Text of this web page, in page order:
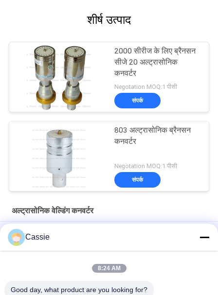
शीर्ष उत्पाद
2000 सीरीज के लिए ब्रैनसन
सीजे 20 अल्ट्रासोनिक
कनवर्टर
Negotation MOQ:1 पीसी
संपर्क
803 अल्ट्रासोनिक ब्रैनसन
कनवर्टर
Negotation MOQ:1 पीसी
संपर्क
अल्ट्रासोनिक वेल्डिंग कनवर्टर
स्वनिर्धारित OEM एल्यूमीनियम मिश्र धातु 20Khz ट्रांसड्यूसर ड्यूकेन स्टाइल
गोल्ड फ्रंट मास के साथ
Cassie
8:24 AM
Good day, what product are you looking for?